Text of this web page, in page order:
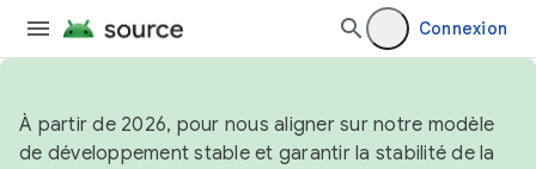
Connexion
À partir de 2026, pour nous aligner sur notre modèle
de développement stable et garantir la stabilité de la